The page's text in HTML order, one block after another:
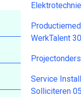
WerkTalent
Service
Solliciteren